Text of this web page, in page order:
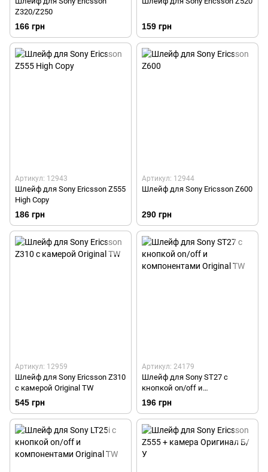
Z320/Z250
166 грн 159 грн
Артикул: 12943
Шлейф для Sony Ericsson Z555
High Copy
186 грн
Артикул: 12944
Шлейф для Sony Ericsson Z600
290 грн
Артикул: 12959
Шлейф для Sony Ericsson Z310
с камерой Original TW
545 грн
Артикул: 24179
Шлейф для Sony ST27 с
кнопкой on/off и
компонентами Original TW
196 грн